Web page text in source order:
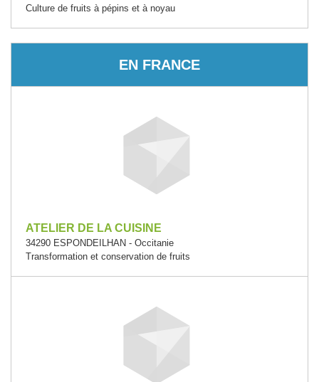
Culture de fruits à pépins et à noyau
EN FRANCE
ATELIER DE LA CUISINE
34290 ESPONDEILHAN - Occitanie
Transformation et conservation de fruits